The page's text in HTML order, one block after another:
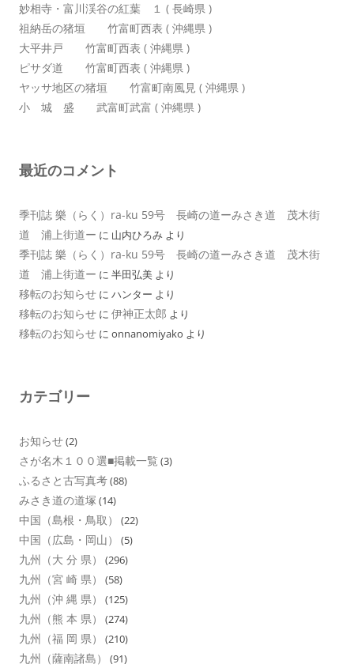
妙相寺・富川渓谷の紅葉 １ ( 長崎県 )
祖納岳の猪垣 竹富町西表 ( 沖縄県 )
大平井戸 竹富町西表 ( 沖縄県 )
ピサダ道 竹富町西表 ( 沖縄県 )
ヤッサ地区の猪垣 竹富町南風見 ( 沖縄県 )
小 城 盛 武富町武富 ( 沖縄県 )
最近のコメント
季刊誌 樂（らく）ra-ku 59号 長崎の道ーみさき道 茂木街
道 浦上街道ー に 山内ひろみ より
季刊誌 樂（らく）ra-ku 59号 長崎の道ーみさき道 茂木街
道 浦上街道ー に 半田弘美 より
移転のお知らせ に ハンター より
移転のお知らせ に 伊神正太郎 より
移転のお知らせ に onnanomiyako より
カテゴリー
お知らせ(2)
さが名木１００選■掲載一覧 (3)
ふるさと古写真考(88)
みさき道の道塚 (14)
中国（島根・鳥取） (22)
中国（広島・岡山） (5)
九州（大 分 県） (296)
九州（宮 崎 県） (58)
九州（沖 縄 県） (125)
九州（熊 本 県） (274)
九州（福 岡 県） (210)
九州（薩南諸島） (91)